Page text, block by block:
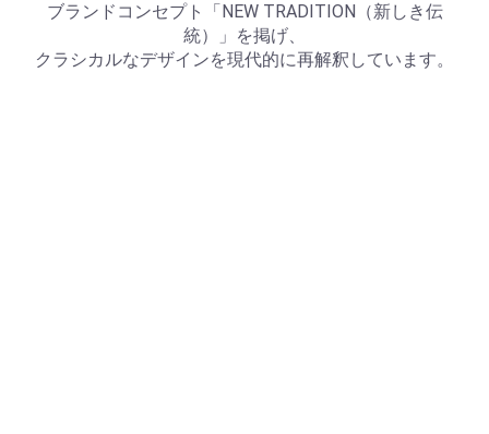
ブランドコンセプト「NEW TRADITION（新しき伝
統）」を掲げ、
クラシカルなデザインを現代的に再解釈しています。